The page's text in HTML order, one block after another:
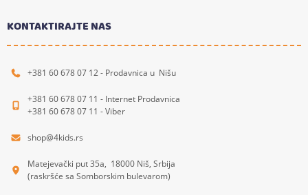
KONTAKTIRAJTE NAS
+381 60 678 07 12 - Prodavnica u Nišu
+381 60 678 07 11 - Internet Prodavnica
+381 60 678 07 11 - Viber
shop@4kids.rs
Matejevački put 35a, 18000 Niš, Srbija
(raskršće sa Somborskim bulevarom)